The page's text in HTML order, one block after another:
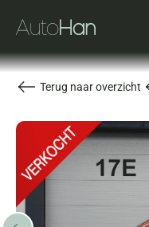
Terug naar overzicht